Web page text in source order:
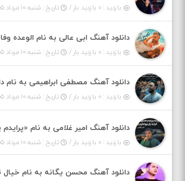
بازدید : ۰ بازدید بار / تاریخ : شنبه ۱۰ مرداد ۱۴۰۵
دانلود آهنگ ابی عالی به نام الوعده وفا
بازدید : ۰ بازدید بار / تاریخ : شنبه ۱۰ مرداد ۱۴۰۵
بازدید : ۰ بازدید بار / تاریخ : شنبه ۱۰ مرداد ۱۴۰۵
بازدید : ۰ بازدید بار / تاریخ : شنبه ۱۰ مرداد ۱۴۰۵